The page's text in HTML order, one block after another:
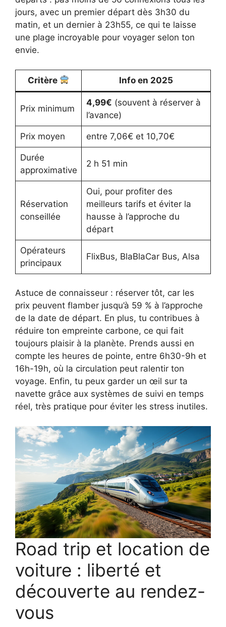
jours, avec un premier départ dès 3h30 du
matin, et un dernier à 23h55, ce qui te laisse
une plage incroyable pour voyager selon ton
envie.
Critère Info en 2025
Prix minimum
4,99€ (souvent à réserver à
l’avance)
Prix moyen entre 7,06€ et 10,70€
Durée
approximative
2 h 51 min
Réservation
conseillée
Oui, pour profiter des
meilleurs tarifs et éviter la
hausse à l’approche du
départ
Opérateurs
principaux
FlixBus, BlaBlaCar Bus, Alsa
Astuce de connaisseur : réserver tôt, car les
prix peuvent flamber jusqu’à 59 % à l’approche
de la date de départ. En plus, tu contribues à
réduire ton empreinte carbone, ce qui fait
toujours plaisir à la planète. Prends aussi en
compte les heures de pointe, entre 6h30-9h et
16h-19h, où la circulation peut ralentir ton
voyage. Enfin, tu peux garder un œil sur ta
navette grâce aux systèmes de suivi en temps
réel, très pratique pour éviter les stress inutiles.
Road trip et location de
voiture : liberté et
découverte au rendez-
vous